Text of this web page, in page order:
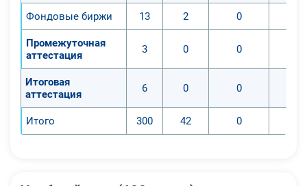
Фондовые биржи 13 2 0
Промежуточная
аттестация
3 0 0
Итоговая
аттестация
6 0 0
Итого 300 42 0